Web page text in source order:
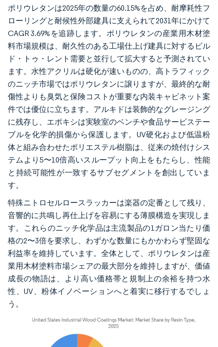
ポリウレタンは2025年の数量の60.15%を占め、耐摩耗性フ
ローリングと耐候性外部建具に支えられて2031年にかけて
CAGR 3.69%を追跡します。ポリウレタンの産業用木材塗
料市場規模は、耐久性のある工場仕上げ建具に対するビル
ド・トゥ・レント需要と並行して拡大すると予測されてい
ます。水性アクリルは硬化が速いものの、高トラフィック
のニッチ市場ではポリウレタンに譲りますが、最終的な耐
傷性よりも臭気と保険コストが重要な内装キャビネット案
件では優位に立ちます。アルキドは装飾的なグレージング
に残存し、エポキシは実験室のベンチや食品サービステー
ブルを化学的損傷から保護します。UV硬化および低温粉
体と組み合わせたポリエステル樹脂は、従来の焼付けシス
テムより5〜10倍高いスループット向上をもたらし、性能
と持続可能性が一致するサブセグメントを創出していま
す。
特殊ニトロセルロースラッカーは楽器の定番として残り、
音響的に共鳴し再仕上げを容易にする薄膜構造を実現しま
す。これらのニッチ化学品は主流製品の1ガロン当たり価
格の2〜3倍を要求し、わずかな数量にもかかわらず堅固な
利益率を維持しています。全体として、ポリウレタンは産
業用木材塗料市場シェアの最大部分を維持しますが、価値
成長の物語は、より高い価格帯と規制上の余裕を持つ水
性、UV、粉体イノベーションへと着実に移行するでしょ
う。